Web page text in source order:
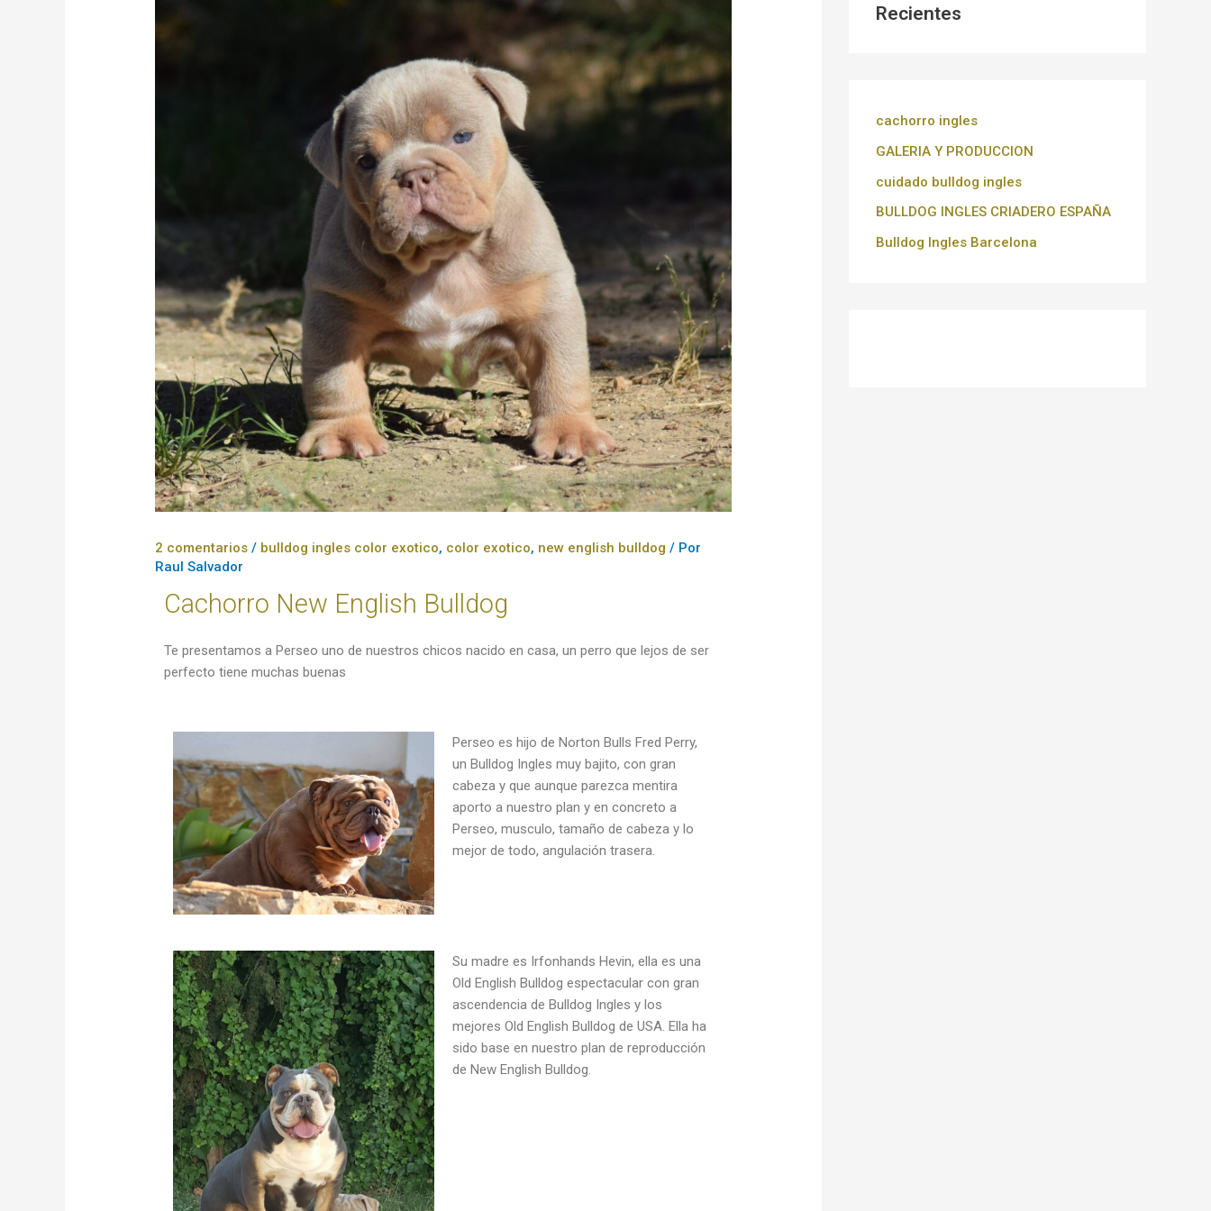
2 comentarios / bulldog ingles color exotico, color exotico, new english bulldog / Por
Raul Salvador
Cachorro New English Bulldog
Te presentamos a Perseo uno de nuestros chicos nacido en casa, un perro que lejos de ser
perfecto tiene muchas buenas
Perseo es hijo de Norton Bulls Fred Perry,
un Bulldog Ingles muy bajito, con gran
cabeza y que aunque parezca mentira
aporto a nuestro plan y en concreto a
Perseo, musculo, tamaño de cabeza y lo
mejor de todo, angulación trasera.
Su madre es Irfonhands Hevin, ella es una
Old English Bulldog espectacular con gran
ascendencia de Bulldog Ingles y los
mejores Old English Bulldog de USA. Ella ha
sido base en nuestro plan de reproducción
de New English Bulldog.
Recientes
cachorro ingles
GALERIA Y PRODUCCION
cuidado bulldog ingles
BULLDOG INGLES CRIADERO ESPAÑA
Bulldog Ingles Barcelona